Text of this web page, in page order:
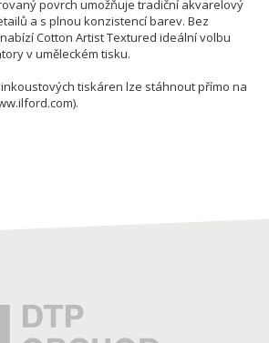
povrch umožňuje tradiční akvarelový
a s plnou konzistencí barev. Bez
Cotton Artist Textured ideální volbu
v uměleckém tisku.
tiskáren lze stáhnout přímo na